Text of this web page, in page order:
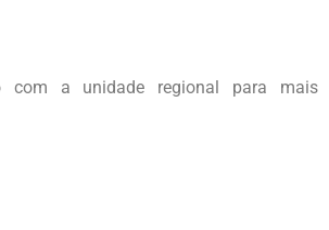
com a unidade regional para mais